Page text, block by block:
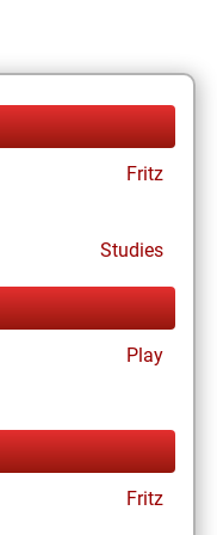
Fritz
Studies
Play
Fritz